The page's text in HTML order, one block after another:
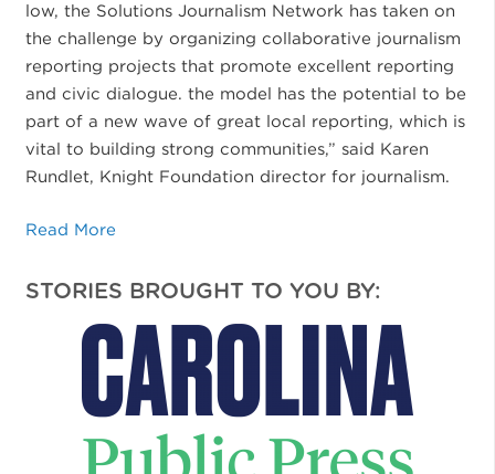
low, the Solutions Journalism Network has taken on
the challenge by organizing collaborative journalism
reporting projects that promote excellent reporting
and civic dialogue. the model has the potential to be
part of a new wave of great local reporting, which is
vital to building strong communities,” said Karen
Rundlet, Knight Foundation director for journalism.
Read More
STORIES BROUGHT TO YOU BY: